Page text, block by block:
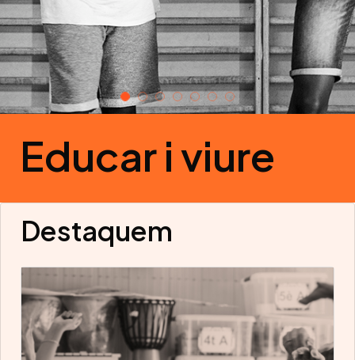
Educar i viure
Destaquem